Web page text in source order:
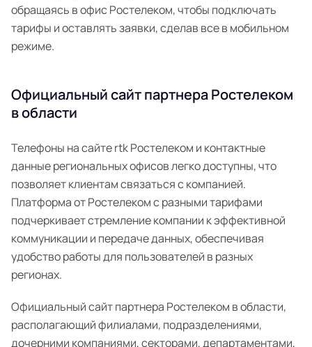
обращаясь в офис Ростелеком, чтобы подключать
тарифы и оставлять заявки, сделав все в мобильном
режиме.
Официальный сайт партнера Ростелеком
в области
Телефоны на сайте rtk Ростелеком и контактные
данные региональных офисов легко доступны, что
позволяет клиентам связаться с компанией.
Платформа от Ростелеком с разными тарифами
подчеркивает стремление компании к эффективной
коммуникации и передаче данных, обеспечивая
удобство работы для пользователей в разных
регионах.
Официальный сайт партнера Ростелеком в области,
располагающий филиалами, подразделениями,
дочерними компаниями, секторами, департаментами,